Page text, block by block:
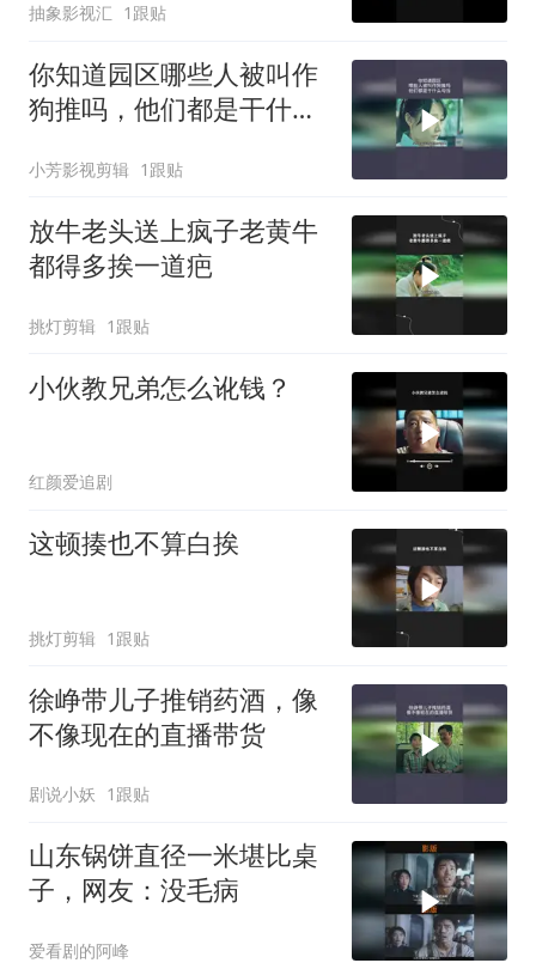
抽象影视汇 1跟贴
你知道园区哪些人被叫作
狗推吗，他们都是干什么
小芳影视剪辑 1跟贴
放牛老头送上疯子老黄牛
都得多挨一道疤
挑灯剪辑 1跟贴
小伙教兄弟怎么讹钱？
红颜爱追剧
这顿揍也不算白挨
挑灯剪辑 1跟贴
徐峥带儿子推销药酒，像
不像现在的直播带货
剧说小妖 1跟贴
山东锅饼直径一米堪比桌
子，网友：没毛病
爱看剧的阿峰